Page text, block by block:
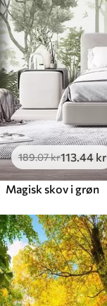
189.07kr113.44 kr
Magisk skov i grøn